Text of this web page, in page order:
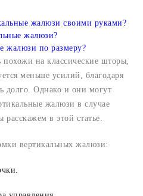
жалюзи своими руками?
жалюзи?
жалюзи по размеру?
на классические шторы,
меньше усилий, благодаря
долго. Однако и они могут
жалюзи в случае
в этой статье.
вертикальных жалюзи: